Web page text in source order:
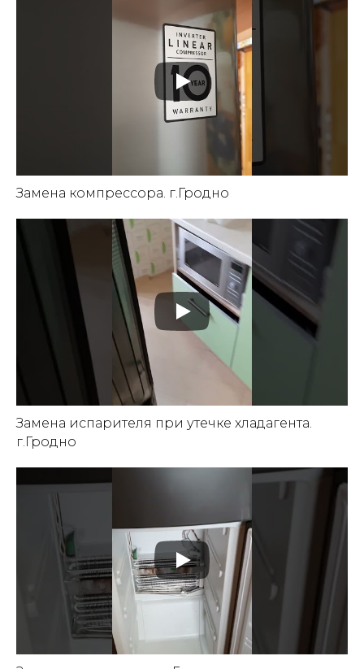
Замена компрессора. г.Гродно
Замена испарителя при утечке хладагента.
г.Гродно